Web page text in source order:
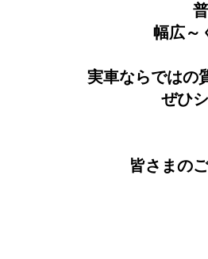
幅広～
実車ならではの
ぜひ
皆さまの